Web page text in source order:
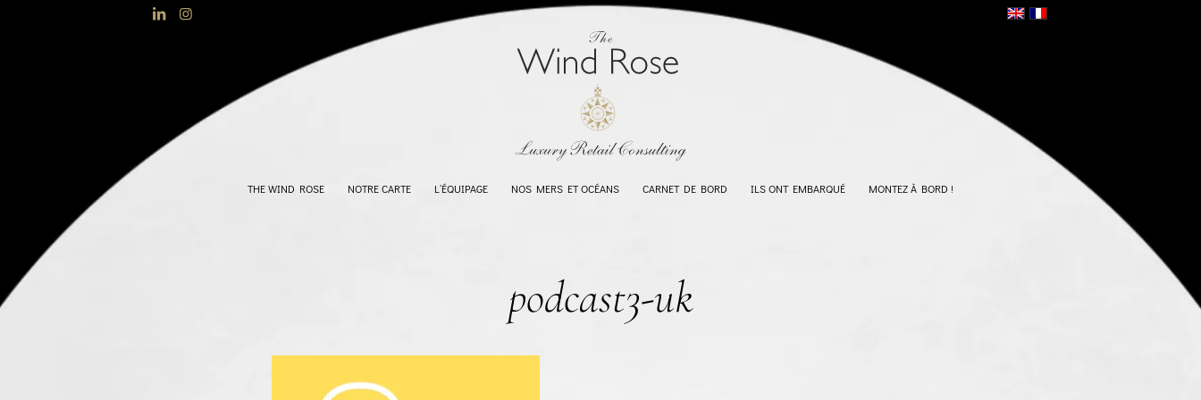
THE WIND ROSE NOTRE CARTE L’ÉQUIPAGE NOS MERS ET OCÉANS CARNET DE BORD ILS ONT EMBARQUÉ MONTEZ À BORD !
podcast3-uk